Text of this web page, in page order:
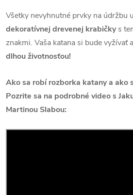
Všetky nevyhnutné prvky na údržbu
dekoratívnej drevenej krabičkys
znakmi. Vaša katana si bude vyžívať
dlhou životnosťou!
Ako sa robí rozborka katany a ako
Pozrite sa na podrobné video s
Martinou Slabou: